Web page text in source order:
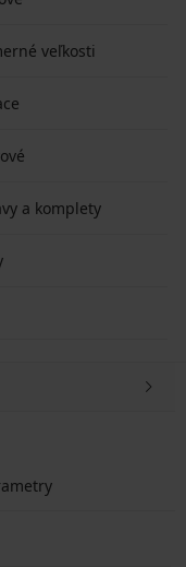
veľkosti
a komplety